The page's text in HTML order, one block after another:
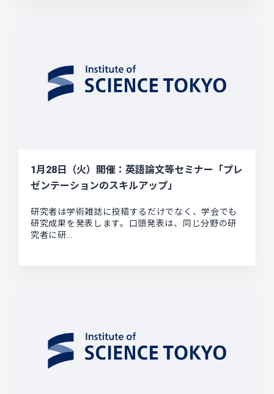
1月28日（火）開催：英語論文等セミナー「プレ
ゼンテーションのスキルアップ」
研究者は学術雑誌に投稿するだけでなく、学会でも
研究成果を発表します。口頭発表は、同じ分野の研
究者に研…